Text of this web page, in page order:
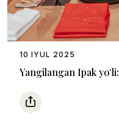
Yangilangan Ipak yo‘li:
10 IYUL 2025